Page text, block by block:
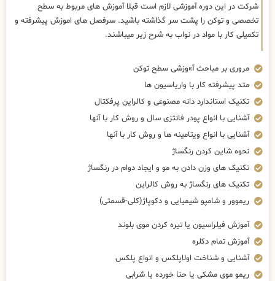
شرکت در این دوره آموزشی لازم است قبلا آموزش های مربوط به سطح
تخصصی و توکن را پشت سر گذاشته باشید. سرفصل های اموزش پیشرفته و
تکمیلی کار با مواد در نواب به شرح زیر میباشند.
مروری بر مباحث آ»وزشی سطح توکن
متد پیشرفته کار با واریاسیون ها
تکنیک استاندارد دانه مصنوعی و کالراین پرفکتال
آشنایی با انواع پودر فانتزی سال و روش کار با آنها
آشنایی با انواع ویتامینه ها و روش کار با آنها
نحوه شاین کردن رنگساژ
تکنیک های وزن دادن به مو و ایجاد دوام در رنگساژ
تکنیک های رنگساژ به روش کالراین
ریموور و شامپو شیمیایی و دکوپاژ(کلی-قسمتی)
آموزش فیلراسیون یا تیره کردن موی بلوند
آموزش تمام دکلره
آشنایی و شناخت اولاپلکس و انواع پلکس
ریمو موی مشکی یا حنا خورده یا شرابی